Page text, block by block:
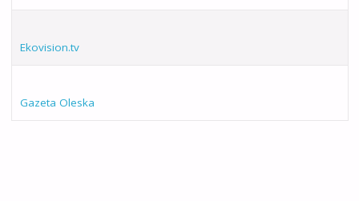
Ekovision.tv
Gazeta Oleska